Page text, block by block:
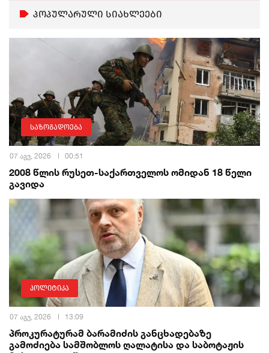
პოპულარული სიახლეები
საზოგადოება
07 აგვ, 2026 00:51
2008 წლის რუსეთ-საქართველოს ომიდან 18 წელი
გავიდა
პოლიტიკა
07 აგვ, 2026 13:09
პროკურატურამ ბარამიძის განცხადებაზე
გამოძიება სამშობლოს ღალატისა და საბოტაჟის